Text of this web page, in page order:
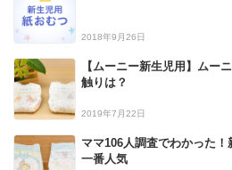
2018年9月26日
【ムーニー新生児用】ムー
触りは？
2019年7月22日
ママ106人調査でわかった
一番人気